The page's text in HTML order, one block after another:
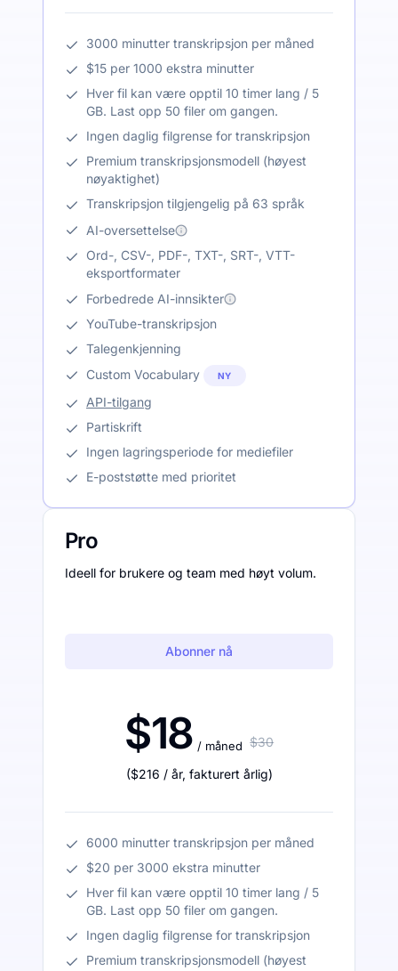
3000 minutter transkripsjon per måned
$15 per 1000 ekstra minutter
Hver fil kan være opptil 10 timer lang / 5
GB. Last opp 50 filer om gangen.
Ingen daglig filgrense for transkripsjon
Premium transkripsjonsmodell (høyest
nøyaktighet)
Transkripsjon tilgjengelig på 63 språk
AI-oversettelse
Ord-, CSV-, PDF-, TXT-, SRT-, VTT-
eksportformater
Forbedrede AI-innsikter
YouTube-transkripsjon
Talegenkjenning
Custom Vocabulary
NY
API-tilgang
Partiskrift
Ingen lagringsperiode for mediefiler
E-poststøtte med prioritet
Pro
Ideell for brukere og team med høyt volum.
Abonner nå
$18 / måned $30
($216 / år, fakturert årlig)
6000 minutter transkripsjon per måned
$20 per 3000 ekstra minutter
Hver fil kan være opptil 10 timer lang / 5
GB. Last opp 50 filer om gangen.
Ingen daglig filgrense for transkripsjon
Premium transkripsjonsmodell (høyest